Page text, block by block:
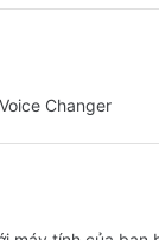
Changer